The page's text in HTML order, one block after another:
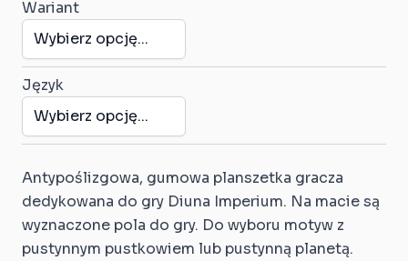
Wariant
Język
Antypoślizgowa, gumowa planszetka gracza
dedykowana do gry Diuna Imperium. Na macie są
wyznaczone pola do gry. Do wyboru motyw z
pustynnym pustkowiem lub pustynną planetą.